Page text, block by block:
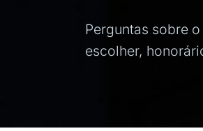
Perguntas sobre
escolher,